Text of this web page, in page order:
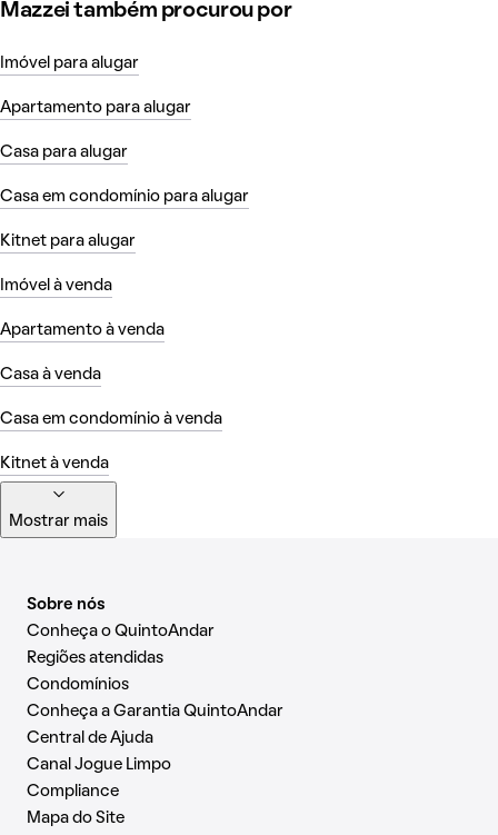
Mazzei também procurou por
Imóvel para alugar
Apartamento para alugar
Casa para alugar
Casa em condomínio para alugar
Kitnet para alugar
Imóvel à venda
Apartamento à venda
Casa à venda
Casa em condomínio à venda
Kitnet à venda
Mostrar mais
Sobre nós
Conheça o QuintoAndar
Regiões atendidas
Condomínios
Conheça a Garantia QuintoAndar
Central de Ajuda
Canal Jogue Limpo
Compliance
Mapa do Site